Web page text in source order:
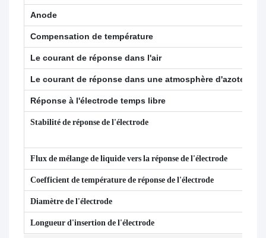
Anode
Compensation de température
Le courant de réponse dans l'air
Le courant de réponse dans une atmosphère d'azote
Réponse à l'électrode temps libre
Stabilité de réponse de l'électrode
Flux de mélange de liquide vers la réponse de l'électrode
Coefficient de température de réponse de l'électrode
Diamètre de l'électrode
Longueur d'insertion de l'électrode